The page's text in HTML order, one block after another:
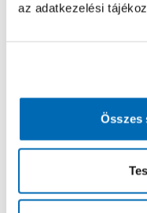
az adatkezelési
Összes